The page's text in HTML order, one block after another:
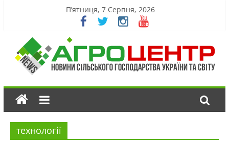
П’ятниця, 7 Серпня, 2026
технології